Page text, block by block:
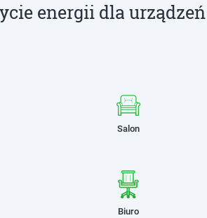
energii dla urządzeń
Salon
Biuro